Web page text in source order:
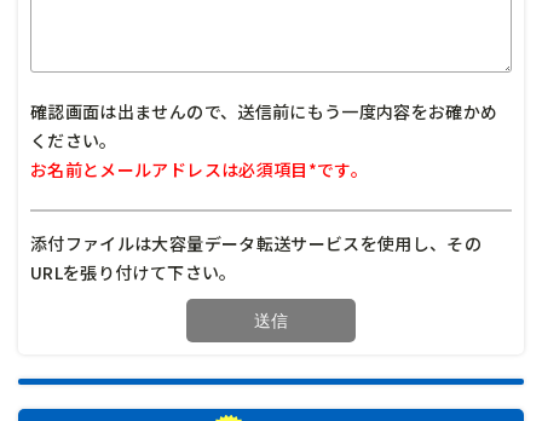
確認画面は出ませんので、送信前にもう一度内容をお確かめ
ください。
お名前とメールアドレスは必須項目*です。
添付ファイルは大容量データ転送サービスを使用し、その
URLを張り付けて下さい。